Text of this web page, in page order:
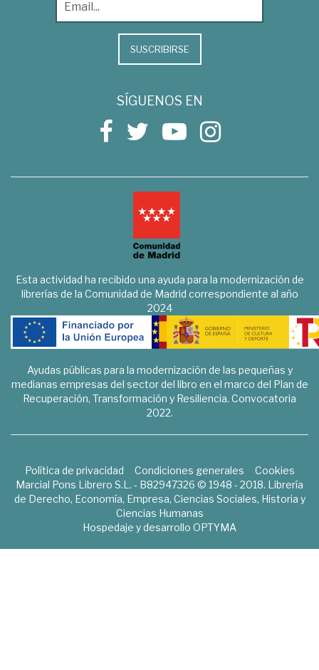
SUSCRIBIRSE
SÍGUENOS EN
Esta actividad ha recibido una ayuda para la modernización de
librerías de la Comunidad de Madrid correspondiente al año
2024
Ayudas públicas para la modernización de las pequeñas y
medianas empresas del sector del libro en el marco del Plan de
Recuperación, Transformación y Resiliencia. Convocatoria
2022.
Política de privacidad Condiciones generales
Cookies
Marcial Pons Librero S.L. - B82947326 © 1948 - 2018. Librería
de Derecho, Economía, Empresa, Ciencias Sociales, Historia y
Ciencias Humanas
Hospedaje y desarrollo OPTYMA